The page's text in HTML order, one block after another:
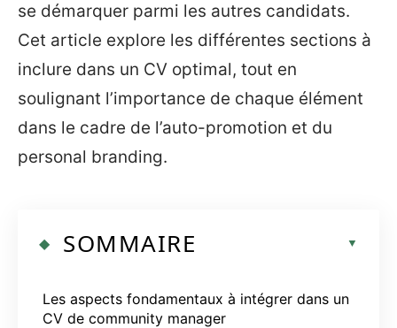
se démarquer parmi les autres candidats.
Cet article explore les différentes sections à
inclure dans un CV optimal, tout en
soulignant l’importance de chaque élément
dans le cadre de l’auto-promotion et du
personal branding.
SOMMAIRE
Les aspects fondamentaux à intégrer dans un
CV de community manager